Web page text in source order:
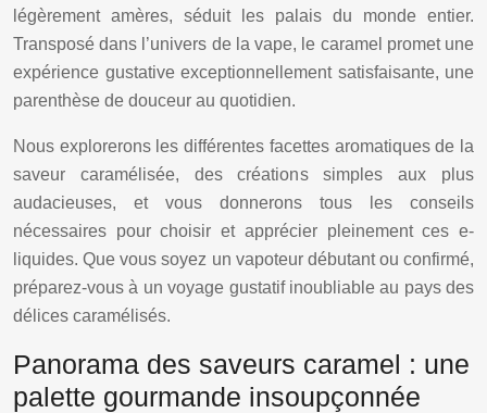
légèrement amères, séduit les palais du monde entier.
Transposé dans l’univers de la vape, le caramel promet une
expérience gustative exceptionnellement satisfaisante, une
parenthèse de douceur au quotidien.
Nous explorerons les différentes facettes aromatiques de la
saveur caramélisée, des créations simples aux plus
audacieuses, et vous donnerons tous les conseils
nécessaires pour choisir et apprécier pleinement ces e-
liquides. Que vous soyez un vapoteur débutant ou confirmé,
préparez-vous à un voyage gustatif inoubliable au pays des
délices caramélisés.
Panorama des saveurs caramel : une
palette gourmande insoupçonnée